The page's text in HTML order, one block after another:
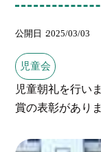
公開日 2025/03/03
児童会
児童朝礼を行い
賞の表彰があり